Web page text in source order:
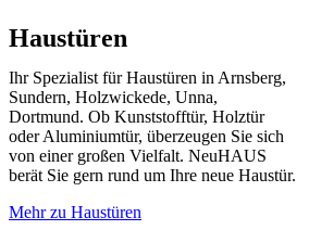
Haustüren
Ihr Spezialist für Haustüren in Arnsberg,
Sundern, Holzwickede, Unna,
Dortmund. Ob Kunststofftür, Holztür
oder Aluminiumtür, überzeugen Sie sich
von einer großen Vielfalt. NeuHAUS
berät Sie gern rund um Ihre neue Haustür.
Mehr zu Haustüren